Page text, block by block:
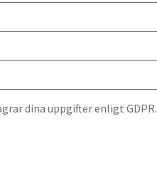
dina uppgifter enligt GDPR.